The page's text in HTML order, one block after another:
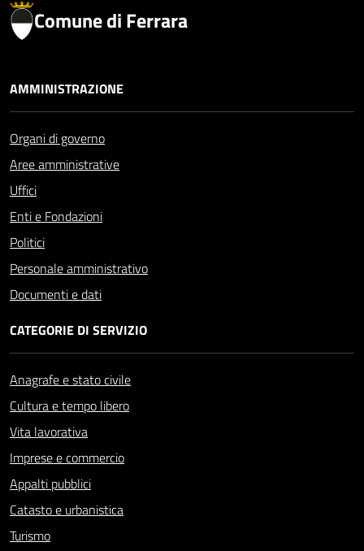
Comune di Ferrara
AMMINISTRAZIONE
Organi di governo
Aree amministrative
Uffici
Enti e Fondazioni
Politici
Personale amministrativo
Documenti e dati
CATEGORIE DI SERVIZIO
Anagrafe e stato civile
Cultura e tempo libero
Vita lavorativa
Imprese e commercio
Appalti pubblici
Catasto e urbanistica
Turismo